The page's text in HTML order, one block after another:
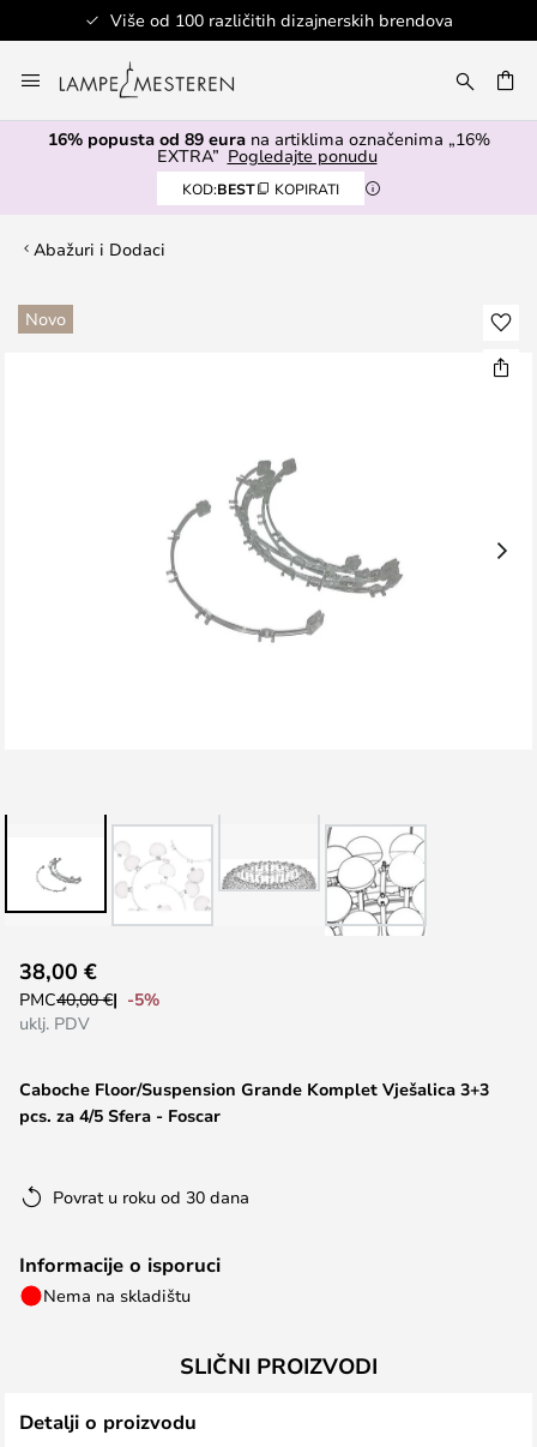
Više od 100 različitih dizajnerskih brendova
to
Content
16% popusta od 89 eurana artiklima označenima „16%
EXTRA” Pogledajte ponudu
KOD:BEST KOPIRATI
Abažuri i Dodaci
Novo
Skip
to
to
the
beginning
the
images
Caboche Floor/Suspension Grande Komplet Vješalica 3+3
pcs. za 4/5 Sfera - Foscar
38,00 €
PMC40,00 €
-5%
uklj. PDV
Povrat u roku od 30 dana
Informacije o isporuci
Nema na skladištu
SLIČNI PROIZVODI
Detalji o proizvodu